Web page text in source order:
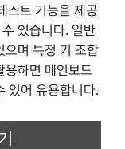
스트 기능을 제공
있습니다. 일반
으며 특정 키 조합
용하면 메인보드
있어 유용합니다.